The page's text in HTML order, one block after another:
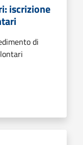
iscrizione
di